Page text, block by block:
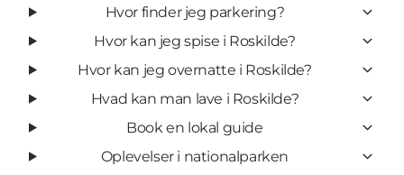
Hvor finder jeg parkering?
Hvor kan jeg spise i Roskilde?
Hvor kan jeg overnatte i Roskilde?
Hvad kan man lave i Roskilde?
Book en lokal guide
Oplevelser i nationalparken